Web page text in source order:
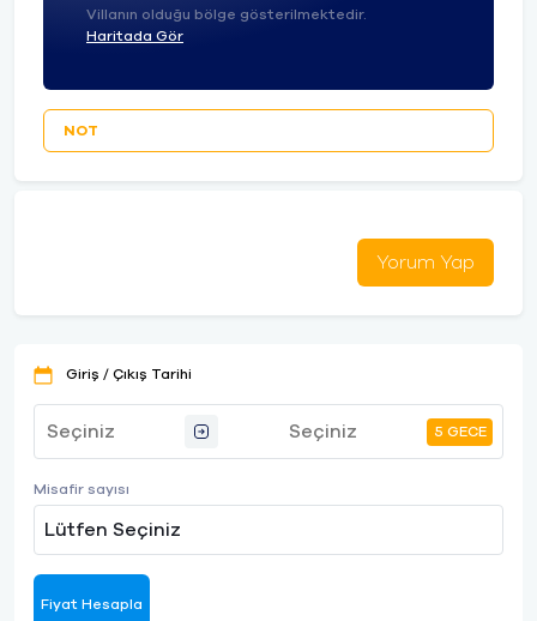
Villanın olduğu bölge gösterilmektedir.
Haritada Gör
NOT
Yorum Yap
Giriş / Çıkış Tarihi
5 GECE
Misafir sayısı
Lütfen Seçiniz
Fiyat Hesapla